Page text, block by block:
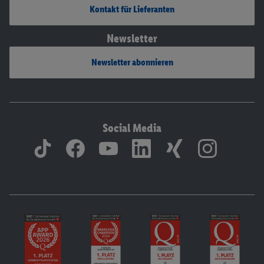
Kontakt für Lieferanten
Newsletter
Newsletter abonnieren
Social Media